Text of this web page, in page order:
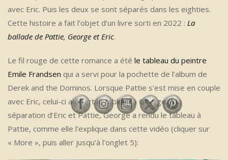
avec Eric. Puis les deux se sont séparés dans les eighties.
Cette histoire a fait l’objet d’un livre sorti en 2022 : La
ballade de Pattie, George et Eric.
Le fil rouge de cette romance a été le tableau du peintre
Emile Frandsen qui a servi pour la pochette de l’album de
Derek and the Dominos. Lorsque Pattie s’est mise en couple
avec Eric, celui-ci a offert le tableau à George. A la
séparation d’Eric et Pattie, George a rendu le tableau à
Pattie, comme elle l’explique dans cette vidéo (cliquer sur
« More », puis aller jusqu’à l’onglet 5):